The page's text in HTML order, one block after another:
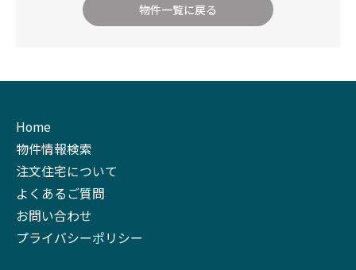
物件一覧に戻る
Home
物件情報検索
注文住宅について
よくあるご質問
お問い合わせ
プライバシーポリシー